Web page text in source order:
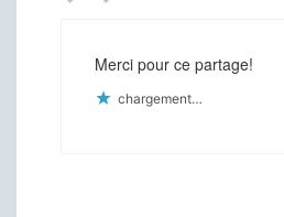
Merci pour ce partage!
chargement…